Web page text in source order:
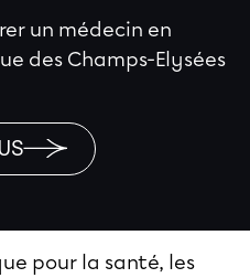
un médecin en
des Champs-Elysées
pour la santé, les